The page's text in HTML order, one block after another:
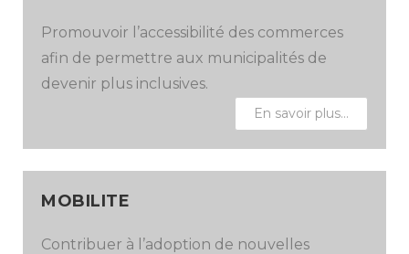
Promouvoir l’accessibilité des commerces
afin de permettre aux municipalités de
devenir plus inclusives.
En savoir plus…
MOBILITE
Contribuer à l’adoption de nouvelles